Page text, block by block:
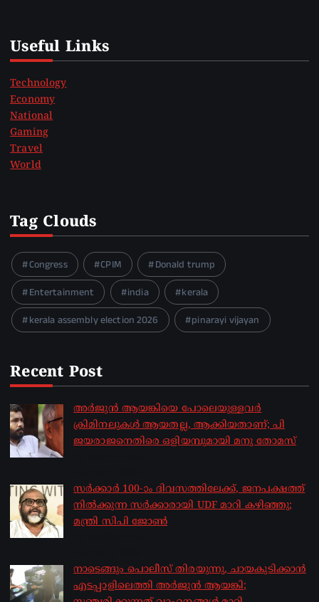
Useful Links
Technology
Economy
National
Gaming
Travel
World
Tag Clouds
Congress CPIM
Donald trump
Entertainment
india
kerala
kerala assembly election 2026
pinarayi vijayan
Recent Post
അർജുൻ ആയങ്കിയെ പോലെയുള്ളവർ
ക്രിമിനലുകൾ ആയതല്ല, ആക്കിയതാണ്; പി
ജയരാജനെതിരെ ഒളിയമ്പുമായി മനു തോമസ്
സർക്കാർ 100-ാം ദിവസത്തിലേക്ക്, ജനപക്ഷത്ത്
നിൽക്കുന്ന സർക്കാരായി UDF മാറി കഴിഞ്ഞു;
മന്ത്രി സിപി ജോൺ
നാടെങ്ങും പൊലീസ് തിരയുന്നു, ചായകുടിക്കാൻ
എടപ്പാളിലെത്തി അർജുൻ ആയങ്കി;